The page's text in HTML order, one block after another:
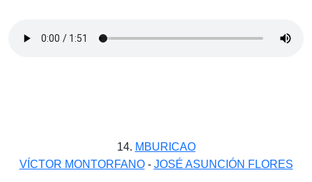
14. MBURICAO
VÍCTOR MONTORFANO- JOSÉ ASUNCIÓN FLORES